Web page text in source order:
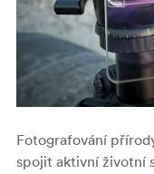
Fotografování
spojit aktivní životní